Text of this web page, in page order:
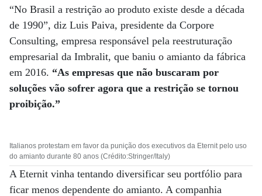
“No Brasil a restrição ao produto existe desde a década
de 1990”, diz Luis Paiva, presidente da Corpore
Consulting, empresa responsável pela reestruturação
empresarial da Imbralit, que baniu o amianto da fábrica
em 2016. “As empresas que não buscaram por
soluções vão sofrer agora que a restrição se tornou
proibição.”
Italianos protestam em favor da punição dos executivos da Eternit pelo uso
do amianto durante 80 anos (Crédito:Stringer/Italy)
A Eternit vinha tentando diversificar seu portfólio para
ficar menos dependente do amianto. A companhia